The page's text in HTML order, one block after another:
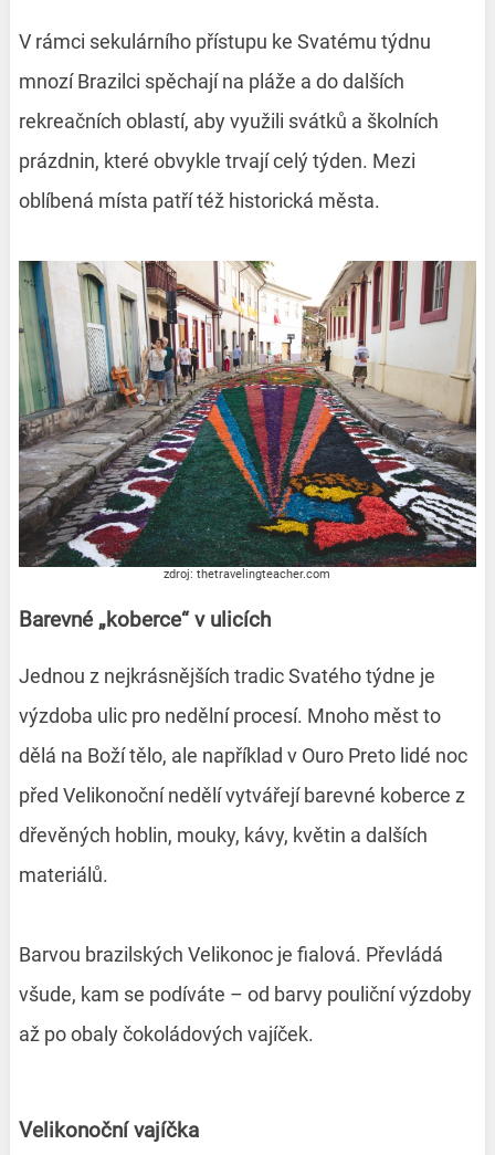
V rámci sekulárního přístupu ke Svatému týdnu
mnozí Brazilci spěchají na pláže a do dalších
rekreačních oblastí, aby využili svátků a školních
prázdnin, které obvykle trvají celý týden. Mezi
oblíbená místa patří též historická města.
zdroj: thetravelingteacher.com
Barevné „koberce“ v ulicích
Jednou z nejkrásnějších tradic Svatého týdne je
výzdoba ulic pro nedělní procesí. Mnoho měst to
dělá na Boží tělo, ale například v Ouro Preto lidé noc
před Velikonoční nedělí vytvářejí barevné koberce z
dřevěných hoblin, mouky, kávy, květin a dalších
materiálů.
Barvou brazilských Velikonoc je fialová. Převládá
všude, kam se podíváte – od barvy pouliční výzdoby
až po obaly čokoládových vajíček.
Velikonoční vajíčka